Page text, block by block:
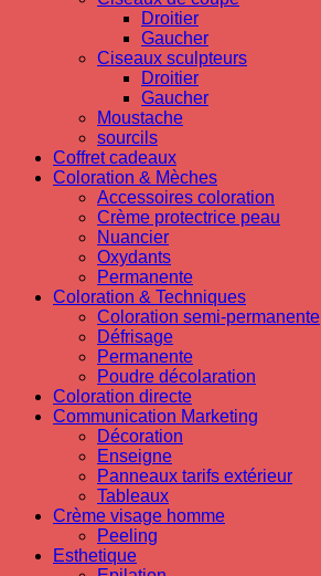
Droitier
Gaucher
Ciseaux sculpteurs
Droitier
Gaucher
Moustache
sourcils
Coffret cadeaux
Coloration & Mèches
Accessoires coloration
Crème protectrice peau
Nuancier
Oxydants
Permanente
Coloration & Techniques
Coloration semi-permanente
Défrisage
Permanente
Poudre décolaration
Coloration directe
Communication Marketing
Décoration
Enseigne
Panneaux tarifs extérieur
Tableaux
Crème visage homme
Peeling
Esthetique